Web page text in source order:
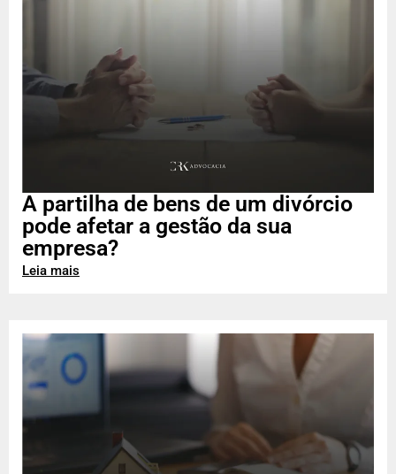
A partilha de bens de um divórcio
pode afetar a gestão da sua
empresa?
Leia mais